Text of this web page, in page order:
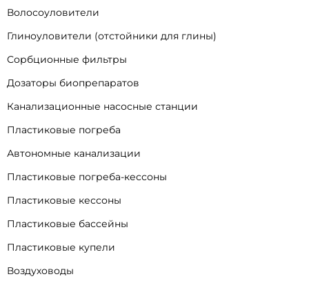
Волосоуловители
Глиноуловители (отстойники для глины)
Сорбционные фильтры
Дозаторы биопрепаратов
Канализационные насосные станции
Пластиковые погреба
Автономные канализации
Пластиковые погреба-кессоны
Пластиковые кессоны
Пластиковые бассейны
Пластиковые купели
Воздуховоды